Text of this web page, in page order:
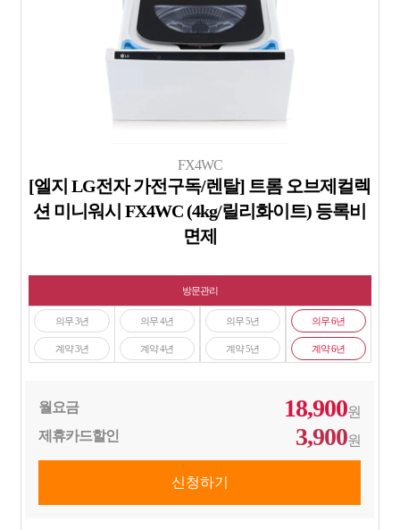
FX4WC
[엘지 LG전자 가전구독/렌탈] 트롬 오브제컬렉
션 미니워시 FX4WC (4kg/릴리화이트) 등록비
면제
방문관리
의무 3년
계약 3년
의무 4년
계약 4년
의무 5년
계약 5년
의무 6년
계약 6년
월요금 18,900원
제휴카드할인
3,900원